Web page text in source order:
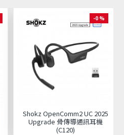
-0 %
Shokz OpenComm2 UC 2025
Upgrade 骨傳導通訊耳機
(C120)